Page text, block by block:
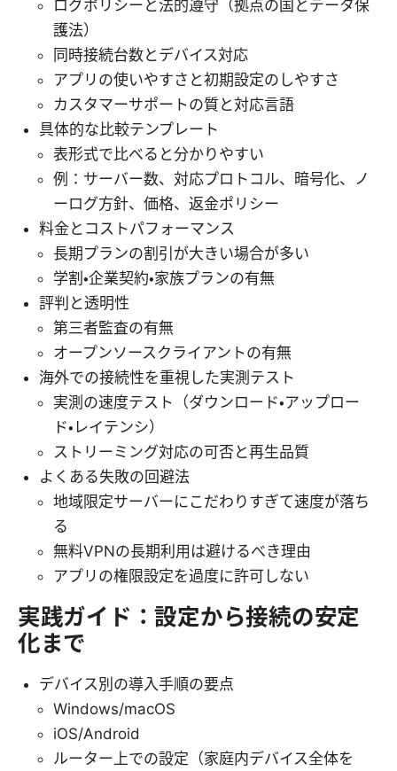
ログポリシーと法的遵守（拠点の国とデータ保
護法）
同時接続台数とデバイス対応
アプリの使いやすさと初期設定のしやすさ
カスタマーサポートの質と対応言語
具体的な比較テンプレート
表形式で比べると分かりやすい
例：サーバー数、対応プロトコル、暗号化、ノ
ーログ方針、価格、返金ポリシー
料金とコストパフォーマンス
長期プランの割引が大きい場合が多い
学割・企業契約・家族プランの有無
評判と透明性
第三者監査の有無
オープンソースクライアントの有無
海外での接続性を重視した実測テスト
実測の速度テスト（ダウンロード・アップロー
ド・レイテンシ）
ストリーミング対応の可否と再生品質
よくある失敗の回避法
地域限定サーバーにこだわりすぎて速度が落ち
る
無料VPNの長期利用は避けるべき理由
アプリの権限設定を過度に許可しない
実践ガイド：設定から接続の安定
化まで
デバイス別の導入手順の要点
Windows/macOS
iOS/Android
ルーター上での設定（家庭内デバイス全体を